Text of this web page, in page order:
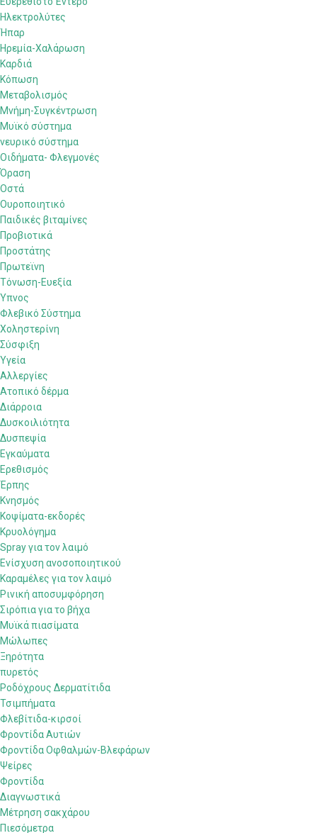
Ηλεκτρολύτες
Ήπαρ
Ηρεμία-Χαλάρωση
Καρδιά
Κόπωση
Μεταβολισμός
Μνήμη-Συγκέντρωση
Μυϊκό σύστημα
νευρικό σύστημα
Οιδήματα- Φλεγμονές
Όραση
Οστά
Ουροποιητικό
Παιδικές βιταμίνες
Προβιοτικά
Προστάτης
Πρωτεϊνη
Τόνωση-Ευεξία
Ύπνος
Φλεβικό Σύστημα
Χοληστερίνη
Σύσφιξη
Υγεία
Αλλεργίες
Ατοπικό δέρμα
Διάρροια
Δυσκοιλιότητα
Δυσπεψία
Εγκαύματα
Ερεθισμός
Έρπης
Κνησμός
Κοψίματα-εκδορές
Κρυολόγημα
Spray για τον λαιμό
Ενίσχυση ανοσοποιητικού
Καραμέλες για τον λαιμό
Ρινική αποσυμφόρηση
Σιρόπια για το βήχα
Μυϊκά πιασίματα
Μώλωπες
Ξηρότητα
πυρετός
Ροδόχρους Δερματίτιδα
Τσιμπήματα
Φλεβίτιδα-κιρσοί
Φροντίδα Αυτιών
Φροντίδα Οφθαλμών-Βλεφάρων
Ψείρες
Φροντίδα
Διαγνωστικά
Μέτρηση σακχάρου
Πιεσόμετρα